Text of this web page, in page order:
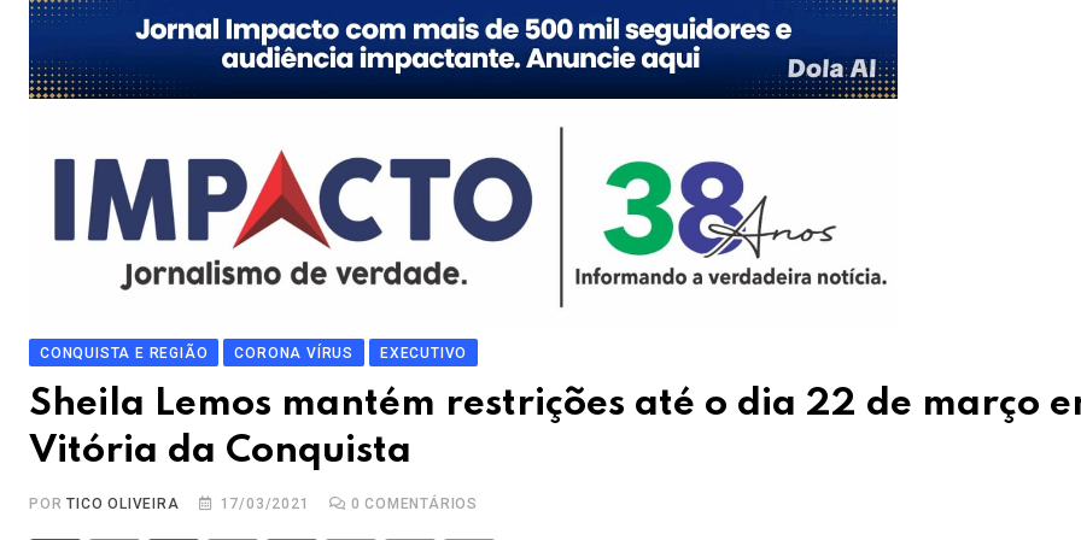
CONQUISTA E REGIÃO CORONA VÍRUS EXECUTIVO
Sheila Lemos mantém restrições até o dia 22 de março
Vitória da Conquista
PORTICO OLIVEIRA 17/03/2021 0 COMENTÁRIOS